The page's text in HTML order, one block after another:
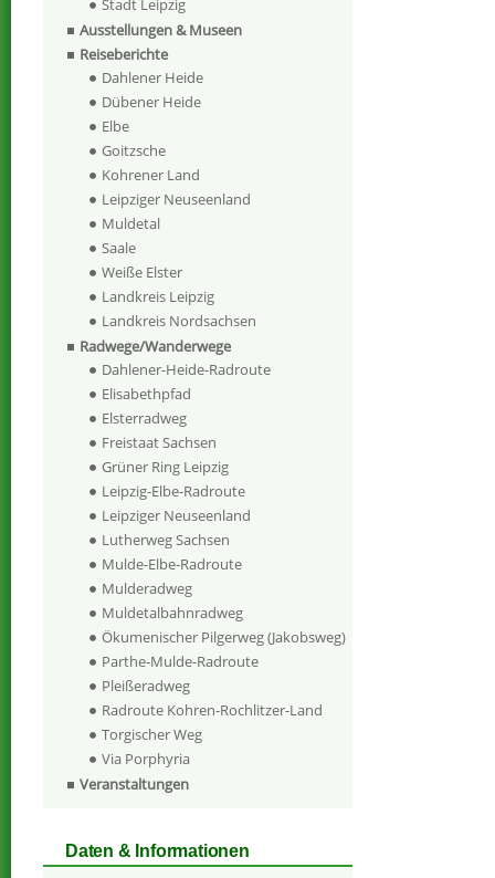
Stadt Leipzig
Ausstellungen & Museen
Reiseberichte
Dahlener Heide
Dübener Heide
Elbe
Goitzsche
Kohrener Land
Leipziger Neuseenland
Muldetal
Saale
Weiße Elster
Landkreis Leipzig
Landkreis Nordsachsen
Radwege/Wanderwege
Dahlener-Heide-Radroute
Elisabethpfad
Elsterradweg
Freistaat Sachsen
Grüner Ring Leipzig
Leipzig-Elbe-Radroute
Leipziger Neuseenland
Lutherweg Sachsen
Mulde-Elbe-Radroute
Mulderadweg
Muldetalbahnradweg
Ökumenischer Pilgerweg (Jakobsweg)
Parthe-Mulde-Radroute
Pleißeradweg
Radroute Kohren-Rochlitzer-Land
Torgischer Weg
Via Porphyria
Veranstaltungen
Daten & Informationen